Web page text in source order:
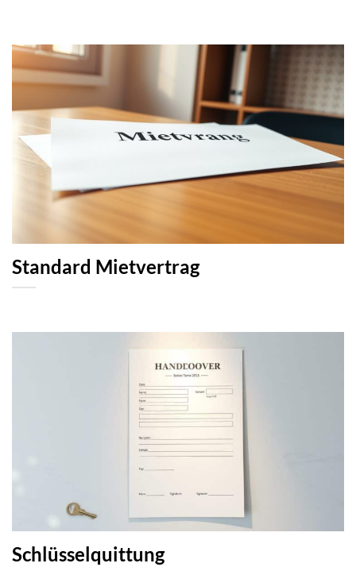
Standard Mietvertrag
Schlüsselquittung